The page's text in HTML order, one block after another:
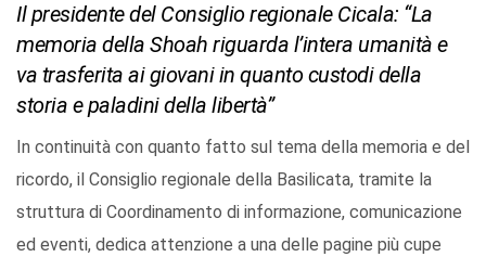
Il presidente del Consiglio regionale Cicala: “La
memoria della Shoah riguarda l’intera umanità e
va trasferita ai giovani in quanto custodi della
storia e paladini della libertà”
In continuità con quanto fatto sul tema della memoria e del
ricordo, il Consiglio regionale della Basilicata, tramite la
struttura di Coordinamento di informazione, comunicazione
ed eventi, dedica attenzione a una delle pagine più cupe